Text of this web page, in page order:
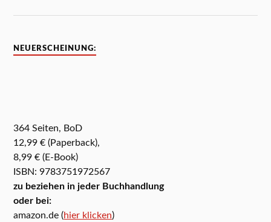
NEUERSCHEINUNG:
364 Seiten, BoD
12,99 € (Paperback),
8,99 € (E-Book)
ISBN: 9783751972567
zu beziehen in jeder Buchhandlung
oder bei:
amazon.de (hier klicken)